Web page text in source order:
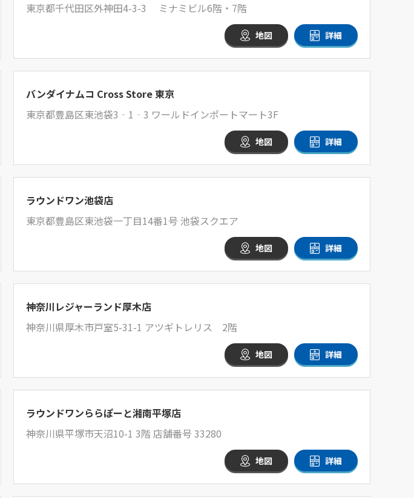
東京都千代田区外神田4-3-3 ミナミビル6階・7階
地図 詳細
バンダイナムコ Cross Store 東京
東京都豊島区東池袋3‐1‐3 ワールドインポートマート3F
地図 詳細
ラウンドワン池袋店
東京都豊島区東池袋一丁目14番1号 池袋スクエア
地図 詳細
神奈川レジャーランド厚木店
神奈川県厚木市戸室5-31-1 アツギトレリス 2階
地図 詳細
ラウンドワンららぽーと湘南平塚店
神奈川県平塚市天沼10-1 3階 店舗番号 33280
地図 詳細